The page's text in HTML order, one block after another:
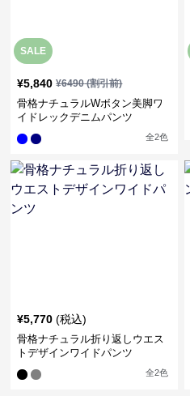
SALE
¥5,840 ¥6490(割引前)
骨格ナチュラルWボタン美脚ワ
イドレックデニムパンツ
全2色
¥5,770 (税込)
骨格ナチュラル折り返しウエス
トデザインワイドパンツ
全2色